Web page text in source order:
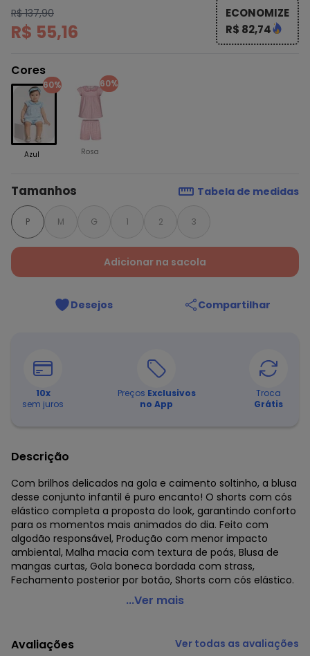
R$ 137,90
R$ 55,16
ECONOMIZE
R$ 82,74
Cores
60%
Azul
60%
Rosa
Tamanhos Tabela de medidas
P M G 1 2 3
Adicionar na sacola
Desejos Compartilhar
10x
sem juros
Preços Exclusivos
no App
Troca
Grátis
Descrição
Com brilhos delicados na gola e caimento soltinho, a blusa
desse conjunto infantil é puro encanto! O shorts com cós
elástico completa a proposta do look, garantindo conforto
para os momentos mais animados do dia. Feito com
algodão responsável, Produção com menor impacto
ambiental, Malha macia com textura de poás, Blusa de
mangas curtas, Gola boneca bordada com strass,
Fechamento posterior por botão, Shorts com cós elástico.
Alakazoo - Conjunto Listrado com Blusa e Shorts Azul
Fornecedor: LUNELLI COMERCIO DO VESTUARIO LTDA / CNPJ
75.552.133/0001-70
...Ver mais
Avaliações Ver todas as avaliações